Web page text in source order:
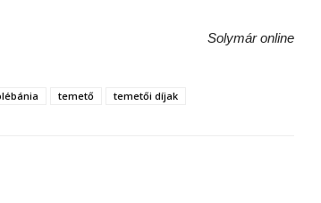
Solymár online
temető temetői díjak